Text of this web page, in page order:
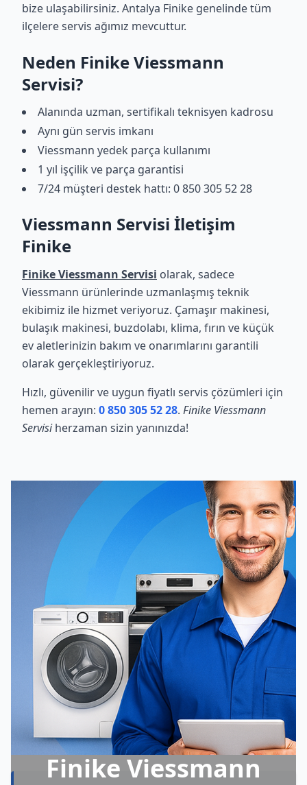
bize ulaşabilirsiniz. Antalya Finike genelinde tüm
ilçelere servis ağımız mevcuttur.
Neden Finike Viessmann
Servisi?
Alanında uzman, sertifikalı teknisyen kadrosu
Aynı gün servis imkanı
Viessmann yedek parça kullanımı
1 yıl işçilik ve parça garantisi
7/24 müşteri destek hattı: 0 850 305 52 28
Viessmann Servisi İletişim
Finike
Finike Viessmann Servisi olarak, sadece
Viessmann ürünlerinde uzmanlaşmış teknik
ekibimiz ile hizmet veriyoruz. Çamaşır makinesi,
bulaşık makinesi, buzdolabı, klima, fırın ve küçük
ev aletlerinizin bakım ve onarımlarını garantili
olarak gerçekleştiriyoruz.
Hızlı, güvenilir ve uygun fiyatlı servis çözümleri için
hemen arayın: 0 850 305 52 28. Finike Viessmann
Servisiherzaman sizin yanınızda!
Finike Viessmann